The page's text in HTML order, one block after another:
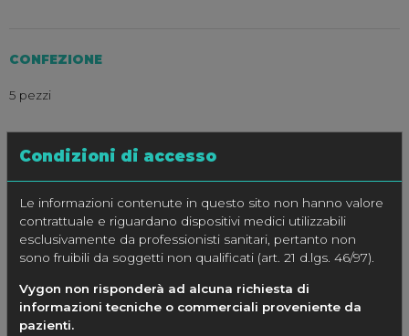
Condizioni di accesso
Le informazioni contenute in questo sito non hanno valore
contrattuale e riguardano dispositivi medici utilizzabili
esclusivamente da professionisti sanitari, pertanto non
sono fruibili da soggetti non qualificati (art. 21 d.lgs. 46/97).
Vygon non risponderà ad alcuna richiesta di
informazioni tecniche o commerciali proveniente da
pazienti.
CONFEZIONE
5 pezzi
SPECIFICHE
CODICE
CODICE
COLORE
INDICAZIONE
(per catetere di Ø)
GUAINA
(PE)
Ø Fr Ø mm Lungh. cm Ø mm
1149.06